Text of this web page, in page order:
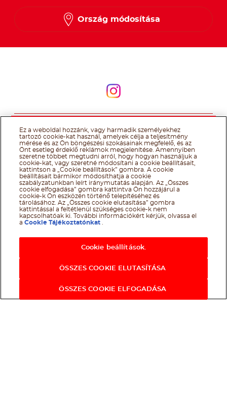
Ország módosítása
Felhasználás Feltételei
Technikai információk Impresszum
adatkezelési tájékoztató
Ez a weboldal hozzánk, vagy harmadik személyekhez
tartozó cookie-kat használ, amelyek célja a teljesítmény
mérése és az Ön böngészési szokásainak megfelelő, és az
Önt esetleg érdeklő reklámok megjelenítése. Amennyiben
szeretne többet megtudni arról, hogy hogyan használjuk a
cookie-kat, vagy szeretné módosítani a cookie beállításait,
kattintson a „Cookie beállítások” gombra. A cookie
beállításait bármikor módosíthatja a cookie
szabályzatunkban leírt iránymutatás alapján. Az „Összes
cookie elfogadása” gombra kattintva Ön hozzájárul a
cookie-k Ön eszközén történő telepítéséhez és
tárolásához. Az „Összes cookie elutasítása” gombra
kattintással a feltétlenül szükséges cookie-k nem
kapcsolhatóak ki. További információkért kérjük, olvassa el
aCookie Tájékoztatónkat
Cookie beállítások.
ÖSSZES COOKIE ELUTASÍTÁSA
ÖSSZES COOKIE ELFOGADÁSA